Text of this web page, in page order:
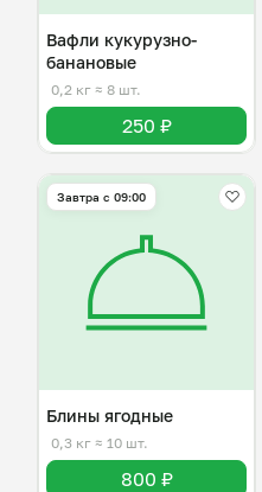
Вафли кукурузно-
банановые
0,2 кг ≈ 8 шт.
250 ₽
Завтра c 09:00
Блины ягодные
0,3 кг ≈ 10 шт.
800 ₽